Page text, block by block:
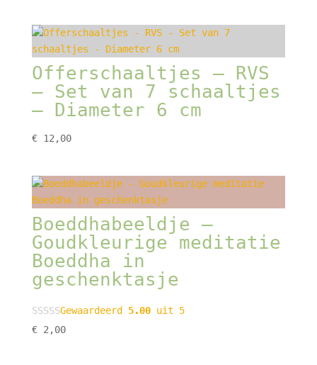
Offerschaaltjes – RVS
– Set van 7 schaaltjes
– Diameter 6 cm
€12,00
Boeddhabeeldje –
Goudkleurige meditatie
Boeddha in
geschenktasje
Gewaardeerd 5.00uit 5
€2,00